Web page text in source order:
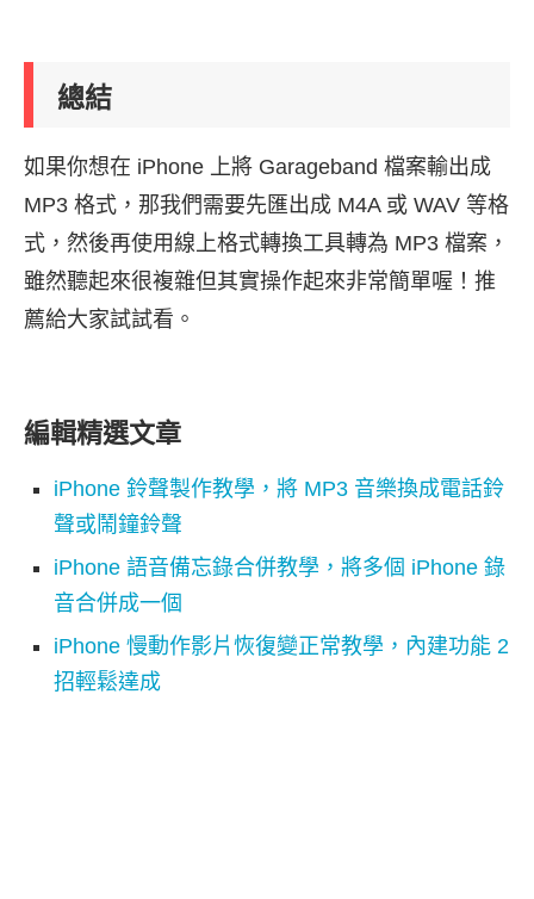
總結
如果你想在 iPhone 上將 Garageband 檔案輸出成
MP3 格式，那我們需要先匯出成 M4A 或 WAV 等格
式，然後再使用線上格式轉換工具轉為 MP3 檔案，
雖然聽起來很複雜但其實操作起來非常簡單喔！推
薦給大家試試看。
編輯精選文章
iPhone 鈴聲製作教學，將 MP3 音樂換成電話鈴
聲或鬧鐘鈴聲
iPhone 語音備忘錄合併教學，將多個 iPhone 錄
音合併成一個
iPhone 慢動作影片恢復變正常教學，內建功能 2
招輕鬆達成